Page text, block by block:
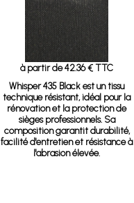
à partir de 42.36 € TTC
Whisper 435 Blackest un tissu
technique résistant, idéal pour la
rénovation et la protection de
sièges professionnels. Sa
composition garantit durabilité,
facilité d'entretien et résistance à
l'abrasion élevée.